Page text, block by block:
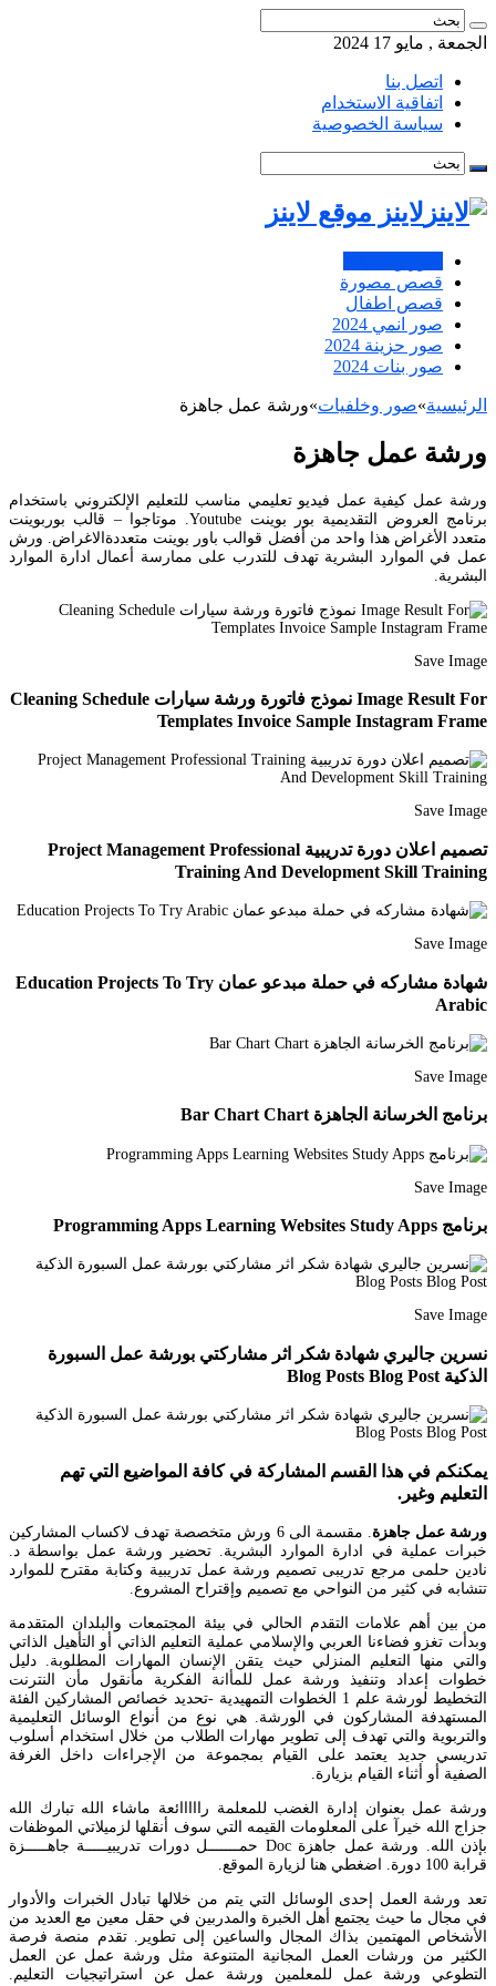
الجمعة , مايو 17 2024
اتصل بنا
اتفاقية الاستخدام
سياسة الخصوصية
لاينز موقع لاينز
قصص مصورة
قصص اطفال
صور انمي 2024
صور حزينة 2024
صور بنات 2024
الرئيسية»صور وخلفيات»ورشة عمل جاهزة
ورشة عمل جاهزة
ورشة عمل كيفية عمل فيديو تعليمي مناسب للتعليم الإلكتروني باستخدام
برنامج العروض التقديمية بور بوينت Youtube. موتاجوا – قالب بوربوينت
متعدد الأغراض هذا واحد من أفضل قوالب باور بوينت متعددةالاغراض. ورش
عمل في الموارد البشرية تهدف للتدرب على ممارسة أعمال ادارة الموارد
البشرية.
Save Image
Image Result For نموذج فاتورة ورشة سيارات Cleaning Schedule
Templates Invoice Sample Instagram Frame
Save Image
تصميم اعلان دورة تدريبية Project Management Professional
Training And Development Skill Training
Save Image
شهادة مشاركه في حملة مبدعو عمان Education Projects To Try
Arabic
Save Image
برنامج الخرسانة الجاهزة Bar Chart Chart
Save Image
برنامج Programming Apps Learning Websites Study Apps
Save Image
نسرين جاليري شهادة شكر اثر مشاركتي بورشة عمل السبورة
الذكية Blog Posts Blog Post
يمكنكم في هذا القسم المشاركة في كافة المواضيع التي تهم
التعليم وغير.
ورشة عمل جاهزة
. مقسمة الى 6 ورش متخصصة تهدف لاكساب المشاركين
خبرات عملية في ادارة الموارد البشرية. تحضير ورشة عمل بواسطة د.
نادين حلمى مرجع تدريبى تصميم ورشة عمل تدريبية وكتابة مقترح للموارد
تتشابه في كثير من النواحي مع تصميم وإقتراح المشروع.
من بين أهم علامات التقدم الحالي في بيئة المجتمعات والبلدان المتقدمة
وبدأت تغزو فضاءنا العربي والإسلامي عملية التعليم الذاتي أو التأهيل الذاتي
والتي منها التعليم المنزلي حيث يتقن الإنسان المهارات المطلوبة. دليل
خطوات إعداد وتنفيذ ورشة عمل للمأانة الفكرية مأنقول مأن النترنت
التخطيط لورشة علم 1 الخطوات التمهيدية -تحديد خصائص المشاركين الفئة
المستهدفة المشاركون في الورشة. هي نوع من أنواع الوسائل التعليمية
والتربوية والتي تهدف إلى تطوير مهارات الطلاب من خلال استخدام أسلوب
تدريسي جديد يعتمد على القيام بمجموعة من الإجراءات داخل الغرفة
الصفية أو أثناء القيام بزيارة.
ورشة عمل بعنوان إدارة الغضب للمعلمة رااااائعة ماشاء الله تبارك الله
جزاج الله خيرآ على المعلومات القيمه التي سوف أنقلها لزميلاتي الموظفات
بإذن الله. ورشة عمل جاهزة Doc حمـــــــل دورات تدريبيـــــة جاهـــــزة
قرابة 100 دورة. اضغطي هنا لزيارة الموقع.
تعد ورشة العمل إحدى الوسائل التي يتم من خلالها تبادل الخبرات والأدوار
في مجال ما حيث يجتمع أهل الخبرة والمدربين في حقل معين مع العديد من
الأشخاص المهتمين بذاك المجال والساعين إلى تطوير. تقدم منصة فرصة
الكثير من ورشات العمل المجانية المتنوعة مثل ورشة عمل عن العمل
التطوعي ورشة عمل للمعلمين ورشة عمل عن استراتيجيات التعليم.